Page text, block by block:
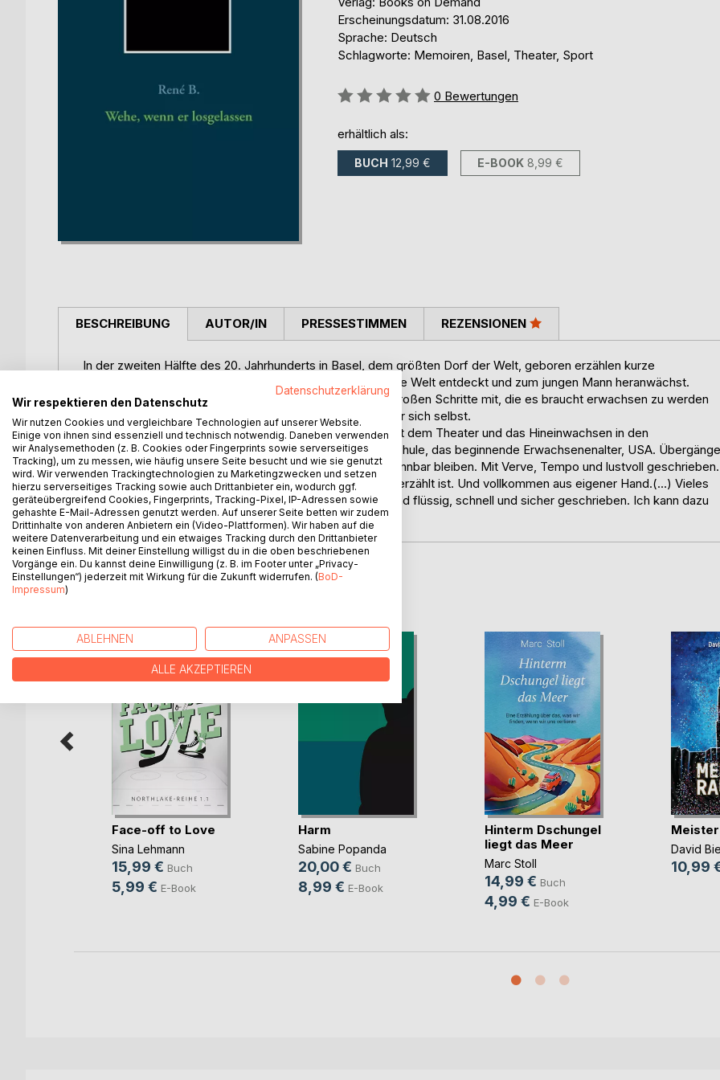
Erscheinungsdatum: 31.08.2016
Sprache: Deutsch
Schlagworte: Memoiren, Basel, Theater, Sport
Bewertung::
0 Bewertungen
erhältlich als:
BUCH 12,99 € E-BOOK 8,99 €
BESCHREIBUNG
In der zweiten Hälfte des 20. Jahrhunderts in Basel, dem größten Dorf der Welt, geboren erzählen kurze
Geschichten und kleine Episoden, wie der Bub langsam die Welt entdeckt und zum jungen Mann heranwächst.
Dabei erleben die Leserinnen und Leser die kleinen und großen Schritte mit, die es braucht erwachsen zu werden
und werden vielleicht Leute wiederkennen, vielleicht sogar sich selbst.
(…)Die Teile: Jugend und Schulen, erste Begegnungen mit dem Theater und das Hineinwachsen in den
Probenbetrieb, die Phase der “Letzten Tage”, Rekrutenschule, das beginnende Erwachsenenalter, USA. Übergänge
fließend und locker, auch wenn die einzelnen Blöcke erkennbar bleiben. Mit Verve, Tempo und lustvoll geschrieben.
Und ebenso zu lesen. (…) Ein tolles Buch, weil es lustvoll erzählt ist. Und vollkommen aus eigener Hand.(…) Vieles
erinnerte mich, war mir vertraut, Wiederbegegnungen – und flüssig, schnell und sicher geschrieben. Ich kann dazu
nur gratulieren! (…) Reinhardt Stumm, Kritiker
AUTOR/IN PRESSESTIMMEN REZENSIONEN
WEITERE TITEL BEI
Face-off to Love
Sina Lehmann
15,99 € Buch
5,99 € E-Book
Harm
Sabine Popanda
20,00 € Buch
8,99 € E-Book
Hinterm Dschungel
liegt das Meer
Marc Stoll
14,99 € Buch
4,99 € E-Book
David
10,99
Datenschutzerklärung
Wir respektieren den Datenschutz
Wir nutzen Cookies und vergleichbare Technologien auf unserer Website.
Einige von ihnen sind essenziell und technisch notwendig. Daneben verwenden
wir Analysemethoden (z. B. Cookies oder Fingerprints sowie serverseitiges
Tracking), um zu messen, wie häufig unsere Seite besucht und wie sie genutzt
wird. Wir verwenden Trackingtechnologien zu Marketingzwecken und setzen
hierzu serverseitiges Tracking sowie auch Drittanbieter ein, wodurch ggf.
geräteübergreifend Cookies, Fingerprints, Tracking-Pixel, IP-Adressen sowie
gehashte E-Mail-Adressen genutzt werden. Auf unserer Seite betten wir zudem
Drittinhalte von anderen Anbietern ein (Video-Plattformen). Wir haben auf die
weitere Datenverarbeitung und ein etwaiges Tracking durch den Drittanbieter
keinen Einfluss. Mit deiner Einstellung willigst du in die oben beschriebenen
Vorgänge ein. Du kannst deine Einwilligung (z. B. im Footer unter „Privacy-
Einstellungen“) jederzeit mit Wirkung für die Zukunft widerrufen. (BoD-
Impressum)
ABLEHNEN ANPASSEN
ALLE AKZEPTIEREN